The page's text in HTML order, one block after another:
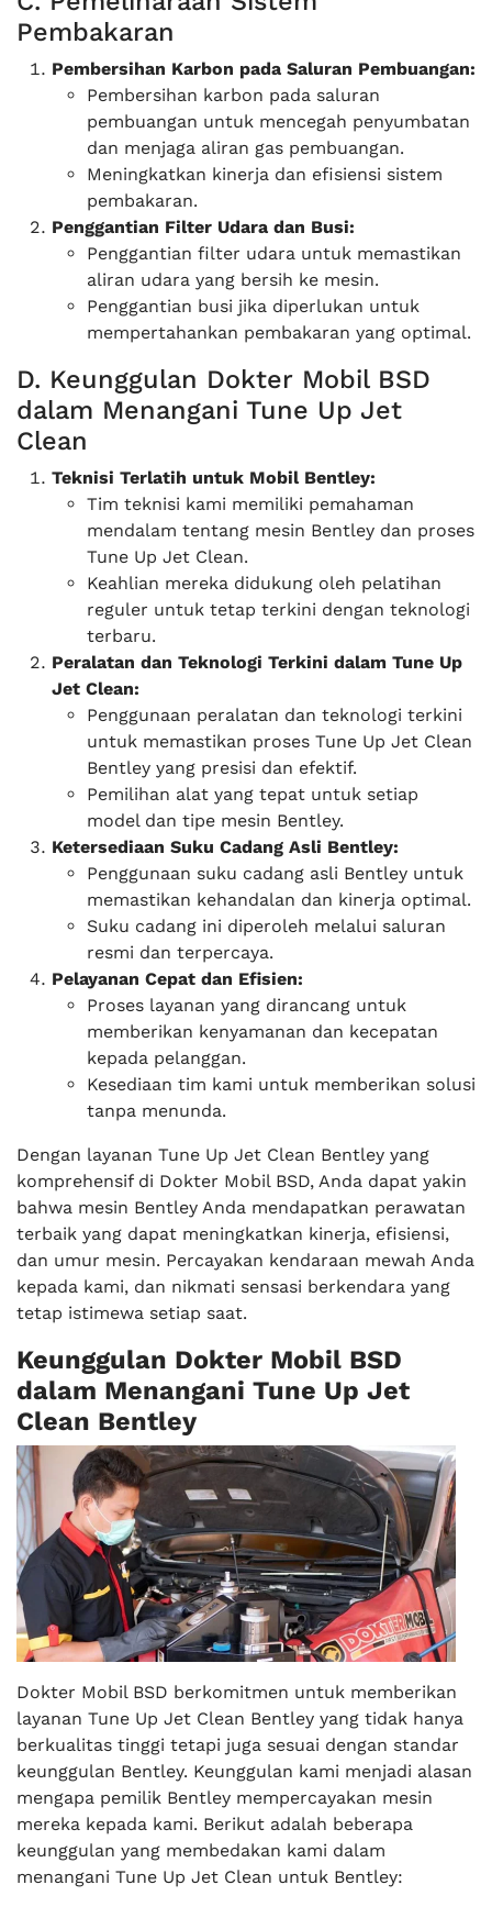
Pembakaran
Pembersihan Karbon pada Saluran Pembuangan:
Pembersihan karbon pada saluran
pembuangan untuk mencegah penyumbatan
dan menjaga aliran gas pembuangan.
Meningkatkan kinerja dan efisiensi sistem
pembakaran.
Penggantian Filter Udara dan Busi:
Penggantian filter udara untuk memastikan
aliran udara yang bersih ke mesin.
Penggantian busi jika diperlukan untuk
mempertahankan pembakaran yang optimal.
D. Keunggulan Dokter Mobil BSD
dalam Menangani Tune Up Jet
Clean
Teknisi Terlatih untuk Mobil Bentley:
Tim teknisi kami memiliki pemahaman
mendalam tentang mesin Bentley dan proses
Tune Up Jet Clean.
Keahlian mereka didukung oleh pelatihan
reguler untuk tetap terkini dengan teknologi
terbaru.
Peralatan dan Teknologi Terkini dalam Tune Up
Jet Clean:
Penggunaan peralatan dan teknologi terkini
untuk memastikan proses Tune Up Jet Clean
Bentley yang presisi dan efektif.
Pemilihan alat yang tepat untuk setiap
model dan tipe mesin Bentley.
Ketersediaan Suku Cadang Asli Bentley:
Penggunaan suku cadang asli Bentley untuk
memastikan kehandalan dan kinerja optimal.
Suku cadang ini diperoleh melalui saluran
resmi dan terpercaya.
Pelayanan Cepat dan Efisien:
Proses layanan yang dirancang untuk
memberikan kenyamanan dan kecepatan
kepada pelanggan.
Kesediaan tim kami untuk memberikan solusi
tanpa menunda.
Dengan layanan Tune Up Jet Clean Bentley yang
komprehensif di Dokter Mobil BSD, Anda dapat yakin
bahwa mesin Bentley Anda mendapatkan perawatan
terbaik yang dapat meningkatkan kinerja, efisiensi,
dan umur mesin. Percayakan kendaraan mewah Anda
kepada kami, dan nikmati sensasi berkendara yang
tetap istimewa setiap saat.
Keunggulan Dokter Mobil BSD
dalam Menangani Tune Up Jet
Clean Bentley
Dokter Mobil BSD berkomitmen untuk memberikan
layanan Tune Up Jet Clean Bentley yang tidak hanya
berkualitas tinggi tetapi juga sesuai dengan standar
keunggulan Bentley. Keunggulan kami menjadi alasan
mengapa pemilik Bentley mempercayakan mesin
mereka kepada kami. Berikut adalah beberapa
keunggulan yang membedakan kami dalam
menangani Tune Up Jet Clean untuk Bentley: